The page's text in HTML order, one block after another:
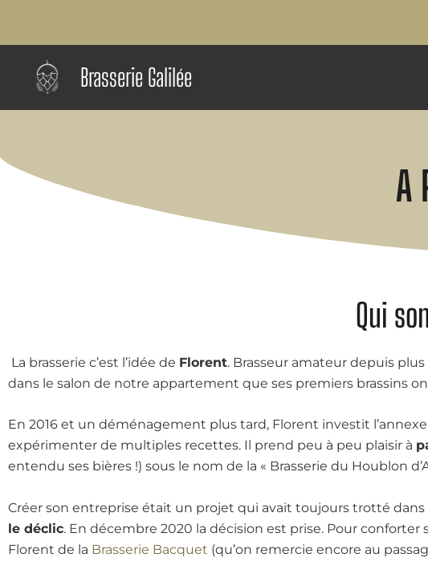
Brasserie Galilée
A
Qui
La brasserie c’est l’idée de Florent. Brasseur amateur depuis
dans le salon de notre appartement que ses premiers brassins
En 2016 et un déménagement plus tard, Florent investit
expérimenter de multiples recettes. Il prend peu à peu plaisir à
entendu ses bières !) sous le nom de la « Brasserie du Houblon
Créer son entreprise était un projet qui avait toujours trotté
le déclic. En décembre 2020 la décision est prise. Pour
Florent de la Brasserie Bacquet (qu’on remercie encore au